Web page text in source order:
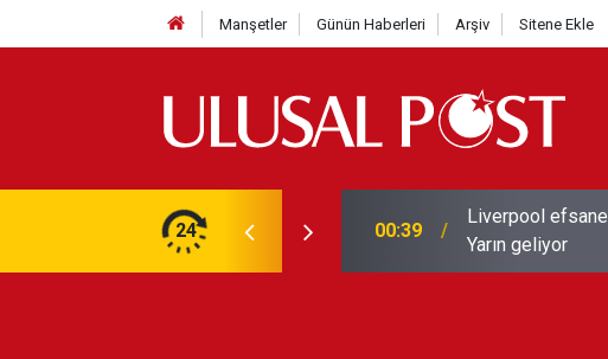
Manşetler Günün Haberleri Arşiv Sitene Ekle
24 00:39
Liverpool
Yarın geliyor